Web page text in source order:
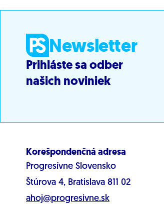
Newsletter
Prihláste sa odber
našich noviniek
Korešpondenčná adresa
Progresívne Slovensko
Štúrova 4, Bratislava 811 02
ahoj@progresivne.sk